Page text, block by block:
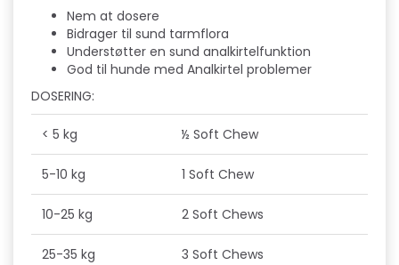
Nem at dosere
Bidrager til sund tarmflora
Understøtter en sund analkirtelfunktion
God til hunde med Analkirtel problemer
DOSERING:
< 5 kg ½ Soft Chew
5-10 kg 1 Soft Chew
10-25 kg 2 Soft Chews
25-35 kg 3 Soft Chews